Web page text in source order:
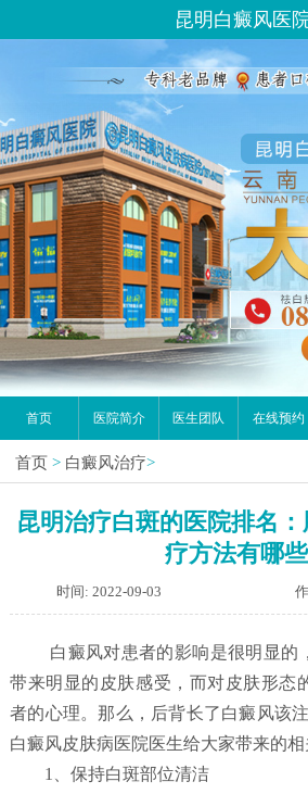
昆明白癜风医
首页 医院简介 医生团队 在线预约
首页 > 白癜风治疗>
昆明治疗白斑的医院排名
疗方法有哪
时间: 2022-09-03
白癜风对患者的影响是很明显的
带来明显的皮肤感受，而对皮肤形态
者的心理。那么，后背长了白癜风该
白癜风皮肤病医院医生给大家带来的相
1、保持白斑部位清洁
您好,这里是在线预约挂号平台！
请问你是有白斑、白癜风问题吗？